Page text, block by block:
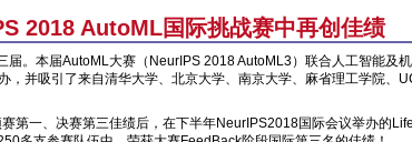
2018 AutoML国际挑战赛中再创佳绩
。本届AutoML大赛（NeurIPS 2018 AutoML3）联合人工智能及
并吸引了来自清华大学、北京大学、南京大学、麻省理工学院、
第一、决赛第三佳绩后，在下半年NeurIPS2018国际会议举办的